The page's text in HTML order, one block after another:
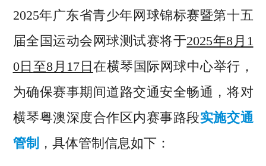
2025年广东省青少年网球锦标赛暨第十五
届全国运动会网球测试赛将于2025年8月1
0日 至8月17日在横琴国际网球中心举行，
为确保赛事期间道路交通安全畅通，将对
横琴粤澳深度合作区内赛事路段实施交通
管制 ，具体管制信息如下：